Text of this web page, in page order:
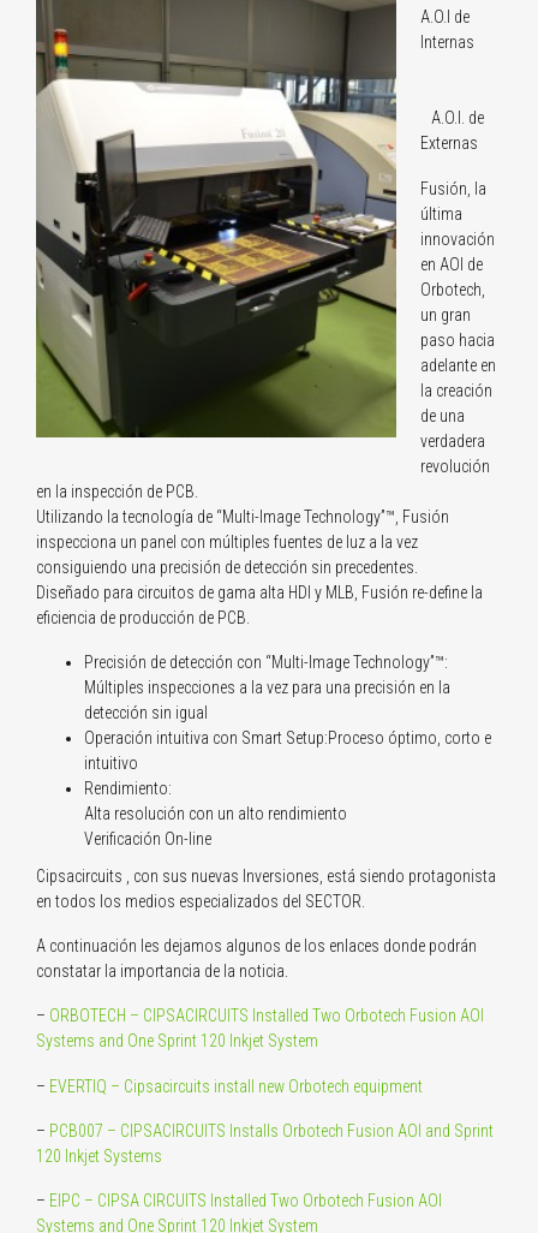
A.O.I de
Internas
A.O.I. de
Externas
Fusión, la
última
innovación
en AOI de
Orbotech,
un gran
paso hacia
adelante en
la creación
de una
verdadera
revolución
en la inspección de PCB.
Utilizando la tecnología de “Multi-Image Technology”™, Fusión
inspecciona un panel con múltiples fuentes de luz a la vez
consiguiendo una precisión de detección sin precedentes.
Diseñado para circuitos de gama alta HDI y MLB, Fusión re-define la
eficiencia de producción de PCB.
Precisión de detección con “Multi-Image Technology”™:
Múltiples inspecciones a la vez para una precisión en la
detección sin igual
Operación intuitiva con Smart Setup:Proceso óptimo, corto e
intuitivo
Rendimiento:
Alta resolución con un alto rendimiento
Verificación On-line
Cipsacircuits , con sus nuevas Inversiones, está siendo protagonista
en todos los medios especializados del SECTOR.
A continuación les dejamos algunos de los enlaces donde podrán
constatar la importancia de la noticia.
– ORBOTECH – CIPSACIRCUITS Installed Two Orbotech Fusion AOI
Systems and One Sprint 120 Inkjet System
– EVERTIQ – Cipsacircuits install new Orbotech equipment
– PCB007 – CIPSACIRCUITS Installs Orbotech Fusion AOI and Sprint
120 Inkjet Systems
– EIPC – CIPSA CIRCUITS Installed Two Orbotech Fusion AOI
Systems and One Sprint 120 Inkjet System